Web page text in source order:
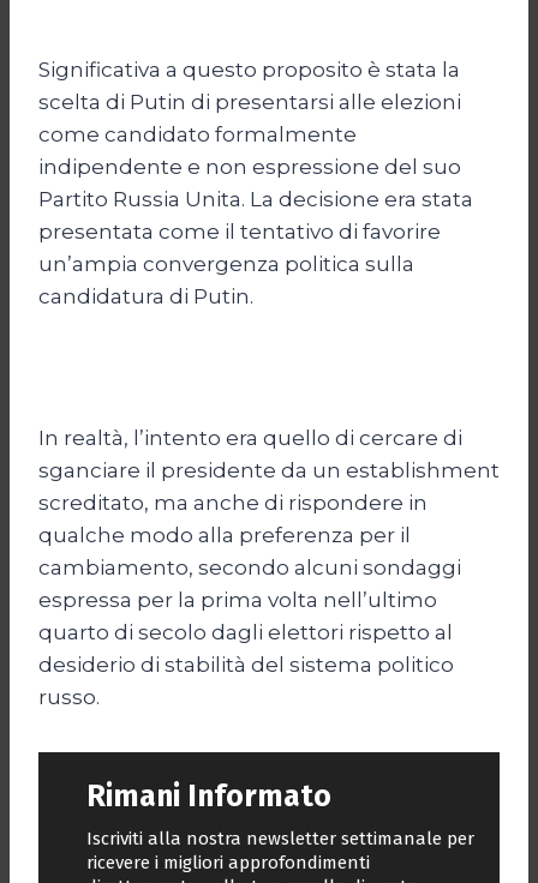
Significativa a questo proposito è stata la
scelta di Putin di presentarsi alle elezioni
come candidato formalmente
indipendente e non espressione del suo
Partito Russia Unita. La decisione era stata
presentata come il tentativo di favorire
un’ampia convergenza politica sulla
candidatura di Putin.
In realtà, l’intento era quello di cercare di
sganciare il presidente da un establishment
screditato, ma anche di rispondere in
qualche modo alla preferenza per il
cambiamento, secondo alcuni sondaggi
espressa per la prima volta nell’ultimo
quarto di secolo dagli elettori rispetto al
desiderio di stabilità del sistema politico
russo.
Rimani Informato
Iscriviti alla nostra newsletter settimanale per
ricevere i migliori approfondimenti